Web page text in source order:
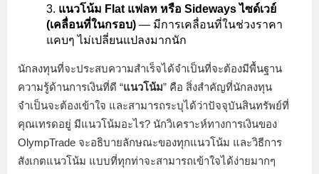
แนวโน้ม Flat แฟลท หรือ Sideways ไซด์เวย์
(เคลื่อนที่ในกรอบ) — มีการเคลื่อนที่ในช่วงราคา
แคบๆ ไม่เปลี่ยนแปลงมากนัก
นักลงทุนที่จะประสบความสำเร็จได้จำเป็นที่จะต้องมีพื้นฐาน
ความรู้ด้านการเงินที่ดี “แนวโน้ม” คือ สิ่งสำคัญที่นักลงทุน
จำเป็นจะต้องเข้าใจ และสามารถระบุได้ว่าปัจจุบันสินทรัพย์ที่
คุณเทรดอยู่ มีแนวโน้มอะไร? นักวิเคราะห์ทางการเงินของ
OlympTrade จะอธิบายลักษณะของทุกแนวโน้ม และวิธีการ
สังเกตแนวโน้ม แบบที่ทุกท่าจะสามารถเข้าใจได้ง่ายมากๆ